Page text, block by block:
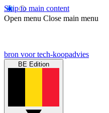
Skip to main content
Open menu Close main menu
bron voor tech-koopadvies
BE Edition